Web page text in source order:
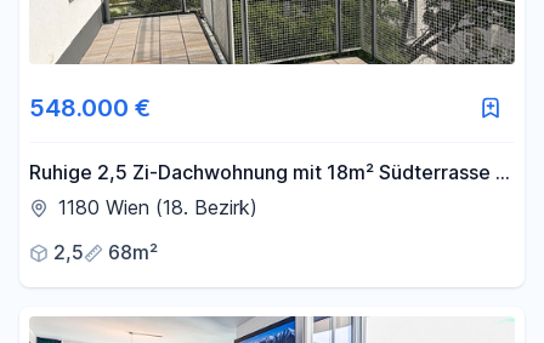
548.000 €
Ruhige 2,5 Zi-Dachwohnung mit 18m² Südterrasse &
Tiefgarage - saniertes Haus PROVISIONSFREI
1180 Wien (18. Bezirk)
2,5
68m²